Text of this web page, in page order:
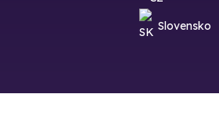
Slovensko